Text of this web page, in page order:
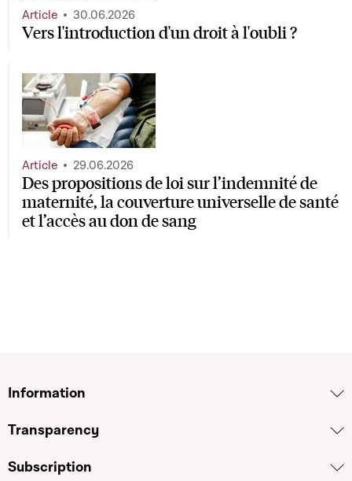
Vers l'introduction d'un droit à l'oubli ?
Article 30.06.2026
Des propositions de loi sur l’indemnité de
maternité, la couverture universelle de santé
et l’accès au don de sang
Article 29.06.2026
Information
Transparency
Subscription